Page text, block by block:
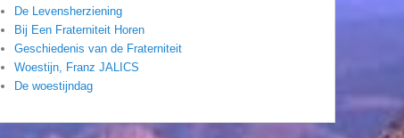
De Levensherziening
Bij Een Fraterniteit Horen
Geschiedenis van de Fraterniteit
Woestijn, Franz JALICS
De woestijndag